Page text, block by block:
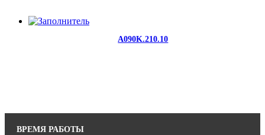
A090K.210.10
ВРЕМЯ РАБОТЫ